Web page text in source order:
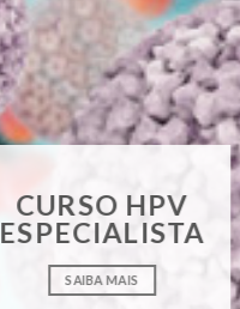
CURSO HPV
ESPECIALISTA
SAIBA MAIS